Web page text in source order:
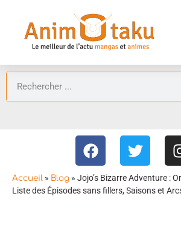
Accueil » Blog » Jojo’s Bizarre Adventure :
Liste des Épisodes sans fillers, Saisons et